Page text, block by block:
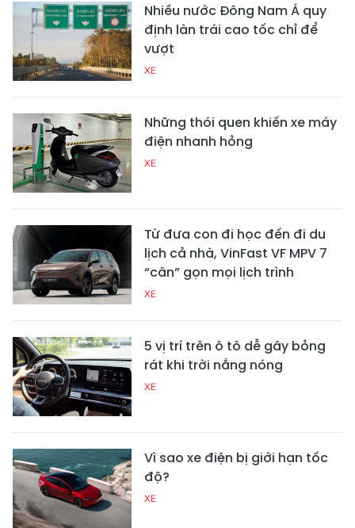
Nhiều nước Đông Nam Á quy
định làn trái cao tốc chỉ để
vượt
XE
Những thói quen khiến xe máy
điện nhanh hỏng
XE
Từ đưa con đi học đến đi du
lịch cả nhà, VinFast VF MPV 7
“cân” gọn mọi lịch trình
XE
5 vị trí trên ô tô dễ gây bỏng
rát khi trời nắng nóng
XE
Vì sao xe điện bị giới hạn tốc
độ?
XE